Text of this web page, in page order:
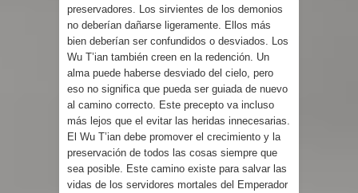
preservadores. Los sirvientes de los demonios
no deberían dañarse ligeramente. Ellos más
bien deberían ser confundidos o desviados. Los
Wu T’ian también creen en la redención. Un
alma puede haberse desviado del cielo, pero
eso no significa que pueda ser guiada de nuevo
al camino correcto. Este precepto va incluso
más lejos que el evitar las heridas innecesarias.
El Wu T’ian debe promover el crecimiento y la
preservación de todos las cosas siempre que
sea posible. Este camino existe para salvar las
vidas de los servidores mortales del Emperador